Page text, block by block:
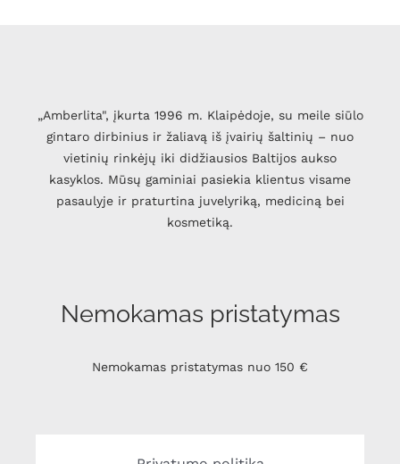
„Amberlita", įkurta 1996 m. Klaipėdoje, su meile siūlo
gintaro dirbinius ir žaliavą iš įvairių šaltinių – nuo
vietinių rinkėjų iki didžiausios Baltijos aukso
kasyklos. Mūsų gaminiai pasiekia klientus visame
pasaulyje ir praturtina juvelyriką, mediciną bei
kosmetiką.
Nemokamas pristatymas
Nemokamas pristatymas nuo 150 €